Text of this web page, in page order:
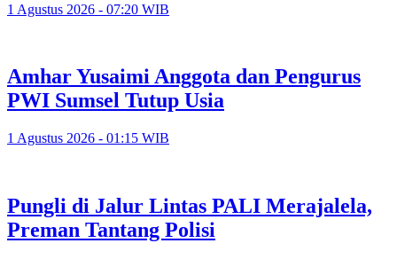
1 Agustus 2026 - 07:20 WIB
Amhar Yusaimi Anggota dan Pengurus
PWI Sumsel Tutup Usia
1 Agustus 2026 - 01:15 WIB
Pungli di Jalur Lintas PALI Merajalela,
Preman Tantang Polisi